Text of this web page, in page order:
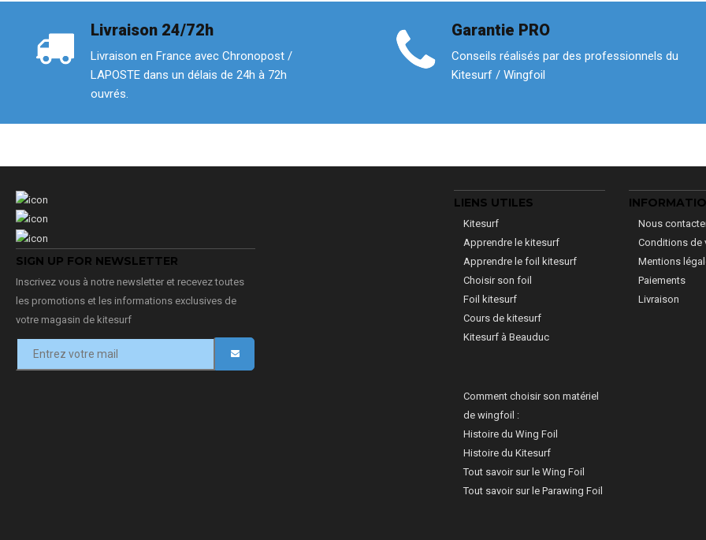
Livraison 24/72h
Livraison en France avec Chronopost /
LAPOSTE dans un délais de 24h à 72h
ouvrés.
Garantie PRO
Conseils réalisés par des professionnels du
Kitesurf / Wingfoil
SIGN UP FOR NEWSLETTER
Inscrivez vous à notre newsletter et recevez toutes
les promotions et les informations exclusives de
votre magasin de kitesurf
LIENS UTILES
Kitesurf
Apprendre le kitesurf
Apprendre le foil kitesurf
Choisir son foil
Foil kitesurf
Cours de kitesurf
Kitesurf à Beauduc
Comment choisir son matériel
de wingfoil :
Histoire du Wing Foil
Histoire du Kitesurf
Tout savoir sur le Wing Foil
Tout savoir sur le Parawing Foil
Nous
Conditions de
Mentions
Paiements
Livraison